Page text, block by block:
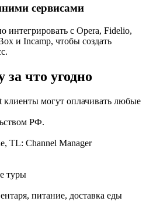
сервисами
интегрировать с Opera, Fidelio,
и Incamp, чтобы создать
за что угодно
клиенты могут оплачивать любые
РФ.
TL: Channel Manager
туры
питание, доставка еды